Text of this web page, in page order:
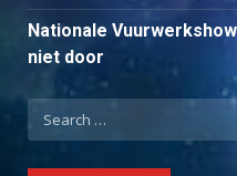
Nationale
niet door
Search
for: